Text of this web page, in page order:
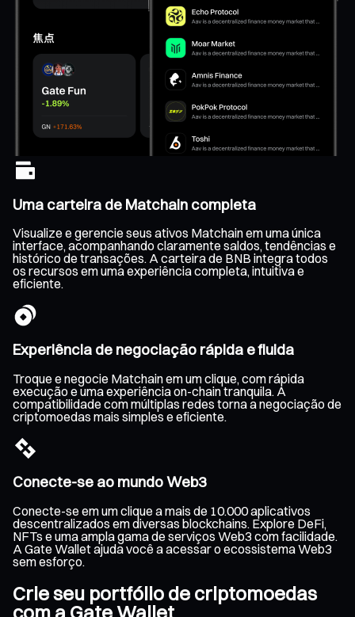
Uma carteira de Matchain completa
Visualize e gerencie seus ativos Matchain em uma única
interface, acompanhando claramente saldos, tendências e
histórico de transações. A carteira de BNB integra todos
os recursos em uma experiência completa, intuitiva e
eficiente.
Experiência de negociação rápida e fluida
Troque e negocie Matchain em um clique, com rápida
execução e uma experiência on-chain tranquila. A
compatibilidade com múltiplas redes torna a negociação de
criptomoedas mais simples e eficiente.
Conecte-se ao mundo Web3
Conecte-se em um clique a mais de 10.000 aplicativos
descentralizados em diversas blockchains. Explore DeFi,
NFTs e uma ampla gama de serviços Web3 com facilidade.
A Gate Wallet ajuda você a acessar o ecossistema Web3
sem esforço.
Crie seu portfólio de criptomoedas